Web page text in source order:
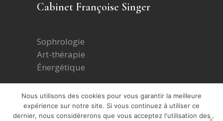
Cabinet Françoise Singer
Sophrologie
Art-thérapie
Énergétique
Formations
Nous utilisons des cookies pour vous garantir la meilleure
expérience sur notre site. Si vous continuez à utiliser ce
dernier, nous considérerons que vous acceptez l'utilisation des